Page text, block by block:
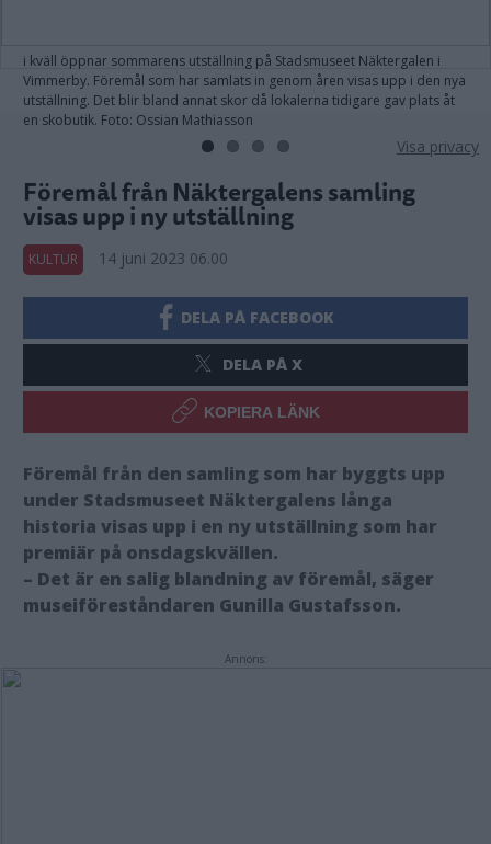
i kväll öppnar sommarens utställning på Stadsmuseet Näktergalen i
Vimmerby. Föremål som har samlats in genom åren visas upp i den nya
utställning. Det blir bland annat skor då lokalerna tidigare gav plats åt
en skobutik. Foto: Ossian Mathiasson
Föremål från Näktergalens samling
visas upp i ny utställning
KULTUR 14 juni 2023 06.00
DELA PÅ FACEBOOK
DELA PÅ X
KOPIERA LÄNK
Föremål från den samling som har byggts upp
under Stadsmuseet Näktergalens långa
historia visas upp i en ny utställning som har
premiär på onsdagskvällen.
– Det är en salig blandning av föremål, säger
museiföreståndaren Gunilla Gustafsson.
Annons:
Visa privacy